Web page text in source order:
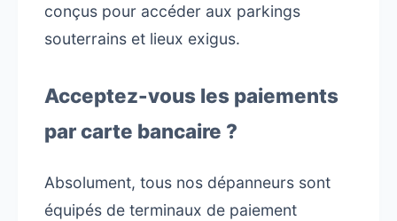
conçus pour accéder aux parkings
souterrains et lieux exigus.
Acceptez-vous les paiements
par carte bancaire ?
Absolument, tous nos dépanneurs sont
équipés de terminaux de paiement